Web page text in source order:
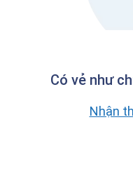
Có vẻ như
Nhận